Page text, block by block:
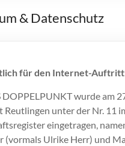
& Datenschutz
für den Internet-
DOPPELPUNKT wurde am
Reutlingen unter der Nr. 11
eingetragen,
(vormals Ulrike Herr) und